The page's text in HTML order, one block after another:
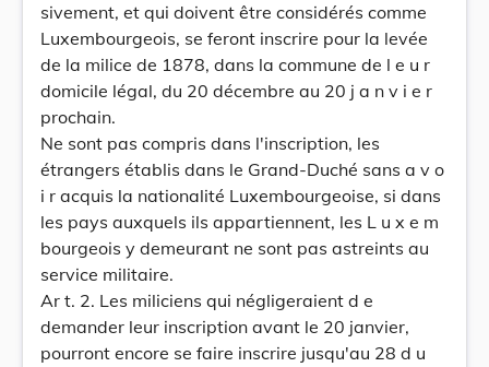
sivement, et qui doivent être considérés comme
Luxembourgeois, se feront inscrire pour la levée
de la milice de 1878, dans la commune de l e u r
domicile légal, du 20 décembre au 20 j a n v i e r
prochain.
Ne sont pas compris dans l'inscription, les
étrangers établis dans le Grand-Duché sans a v o
i r acquis la nationalité Luxembourgeoise, si dans
les pays auxquels ils appartiennent, les L u x e m
bourgeois y demeurant ne sont pas astreints au
service militaire.
Ar t. 2. Les miliciens qui négligeraient d e
demander leur inscription avant le 20 janvier,
pourront encore se faire inscrire jusqu'au 28 d u